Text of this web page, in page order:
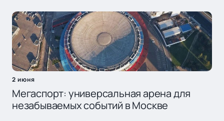
2 июня
Мегаспорт: универсальная арена для
незабываемых событий в Москве